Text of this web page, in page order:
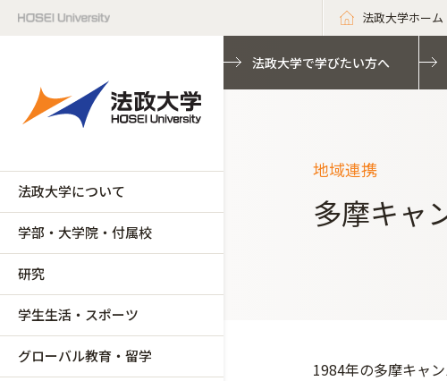
法政大学ホーム
法政大学について
学部・大学院・付属校
研究
学生生活・スポーツ
グローバル教育・留学
法政大学で学びたい方へ
地域連携
多摩キャ
1984年の多摩キャ